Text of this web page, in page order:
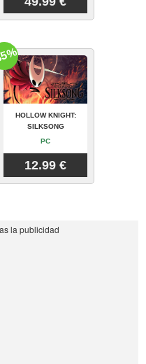
HOLLOW KNIGHT:
SILKSONG
PC
12.99 €